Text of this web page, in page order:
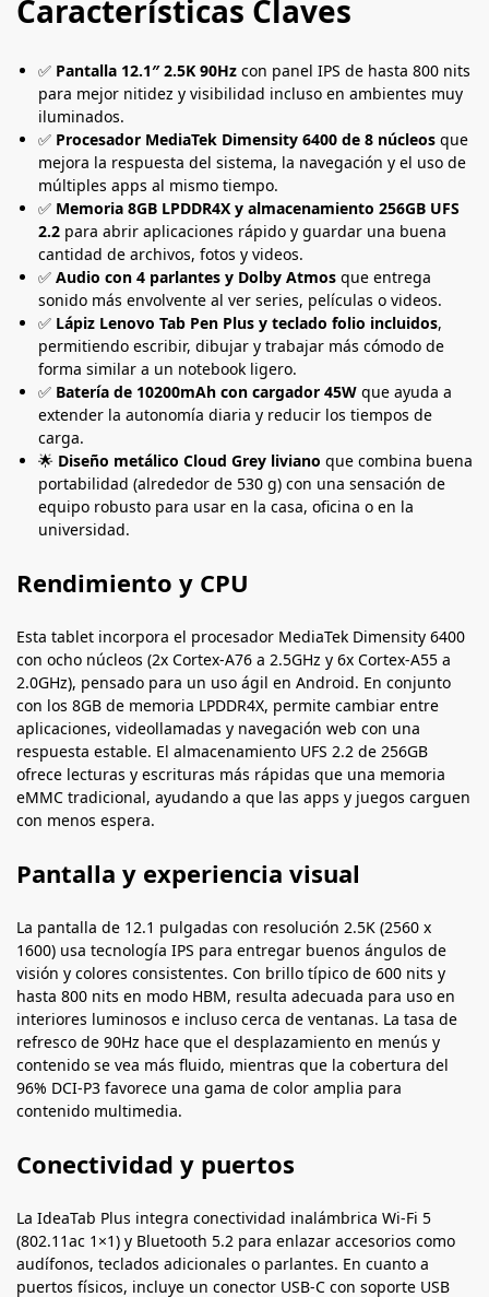
Características Claves
✅ Pantalla 12.1″ 2.5K 90Hz con panel IPS de hasta 800 nits
para mejor nitidez y visibilidad incluso en ambientes muy
iluminados.
✅ Procesador MediaTek Dimensity 6400 de 8 núcleos que
mejora la respuesta del sistema, la navegación y el uso de
múltiples apps al mismo tiempo.
✅ Memoria 8GB LPDDR4X y almacenamiento 256GB UFS
2.2 para abrir aplicaciones rápido y guardar una buena
cantidad de archivos, fotos y videos.
✅ Audio con 4 parlantes y Dolby Atmos que entrega
sonido más envolvente al ver series, películas o videos.
✅ Lápiz Lenovo Tab Pen Plus y teclado folio incluidos,
permitiendo escribir, dibujar y trabajar más cómodo de
forma similar a un notebook ligero.
✅ Batería de 10200mAh con cargador 45W que ayuda a
extender la autonomía diaria y reducir los tiempos de
carga.
🌟 Diseño metálico Cloud Grey liviano que combina buena
portabilidad (alrededor de 530 g) con una sensación de
equipo robusto para usar en la casa, oficina o en la
universidad.
Rendimiento y CPU
Esta tablet incorpora el procesador MediaTek Dimensity 6400
con ocho núcleos (2x Cortex-A76 a 2.5GHz y 6x Cortex-A55 a
2.0GHz), pensado para un uso ágil en Android. En conjunto
con los 8GB de memoria LPDDR4X, permite cambiar entre
aplicaciones, videollamadas y navegación web con una
respuesta estable. El almacenamiento UFS 2.2 de 256GB
ofrece lecturas y escrituras más rápidas que una memoria
eMMC tradicional, ayudando a que las apps y juegos carguen
con menos espera.
Pantalla y experiencia visual
La pantalla de 12.1 pulgadas con resolución 2.5K (2560 x
1600) usa tecnología IPS para entregar buenos ángulos de
visión y colores consistentes. Con brillo típico de 600 nits y
hasta 800 nits en modo HBM, resulta adecuada para uso en
interiores luminosos e incluso cerca de ventanas. La tasa de
refresco de 90Hz hace que el desplazamiento en menús y
contenido se vea más fluido, mientras que la cobertura del
96% DCI-P3 favorece una gama de color amplia para
contenido multimedia.
Conectividad y puertos
La IdeaTab Plus integra conectividad inalámbrica Wi-Fi 5
(802.11ac 1×1) y Bluetooth 5.2 para enlazar accesorios como
audífonos, teclados adicionales o parlantes. En cuanto a
puertos físicos, incluye un conector USB-C con soporte USB